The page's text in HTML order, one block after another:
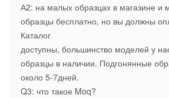
А2: на малых образцах в магазине и
образцы бесплатно, но вы должны
Каталог
доступны, большинство моделей у
образцы в наличии. Подгонянные
около 5-7дней.
Q3: что такое Moq?